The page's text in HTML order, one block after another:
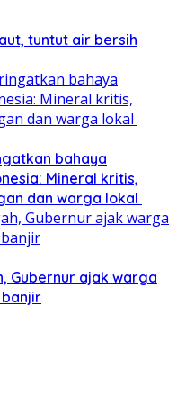
tuntut air bersih
bahaya
Mineral kritis,
dan warga lokal
Gubernur ajak warga